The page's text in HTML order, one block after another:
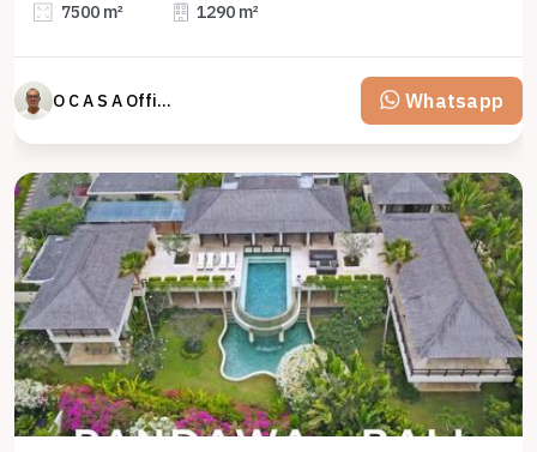
7500 m² 1290 m²
O C A S A Official property perfected Whatsapp